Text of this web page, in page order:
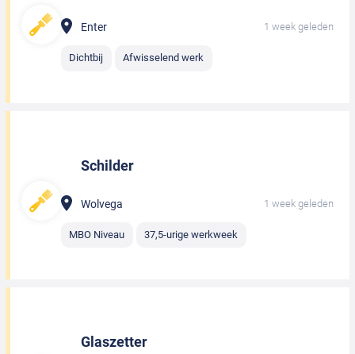
Enter 1 week geleden
Dichtbij Afwisselend werk
Schilder
Wolvega 1 week geleden
MBO Niveau 37,5-urige werkweek
Glaszetter